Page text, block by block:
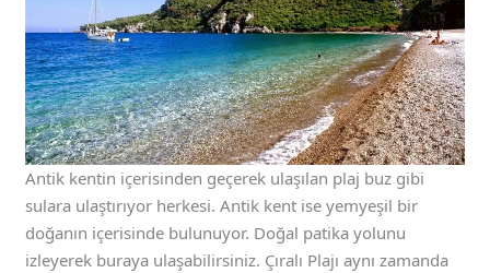
Antik kentin içerisinden geçerek ulaşılan plaj buz gibi
sulara ulaştırıyor herkesi. Antik kent ise yemyeşil bir
doğanın içerisinde bulunuyor. Doğal patika yolunu
izleyerek buraya ulaşabilirsiniz. Çıralı Plajı aynı zamanda